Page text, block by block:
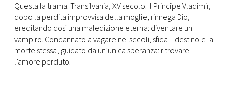
Questa la trama:Transilvania,XV secolo. Il PrincipeVladimir,
dopo la perdita improvvisa della moglie, rinnega Dio,
ereditando così una maledizione eterna: diventare un
vampiro. Condannato a vagare neisecoli, sfida il destino e la
morte stessa, guidato da un’unica speranza: ritrovare
l’amore perduto.